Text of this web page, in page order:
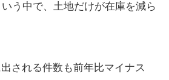
う中で、土地だけが在庫を減ら
される件数も前年比マイナス